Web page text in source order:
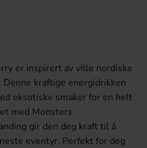
er inspirert av ville nordiske
kraftige energidrikken
eksotiske smaker for en helt
med Monsters
gir den deg kraft til å
eventyr. Perfekt for deg